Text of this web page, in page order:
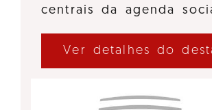
centrais da agenda
Ver detalhes do